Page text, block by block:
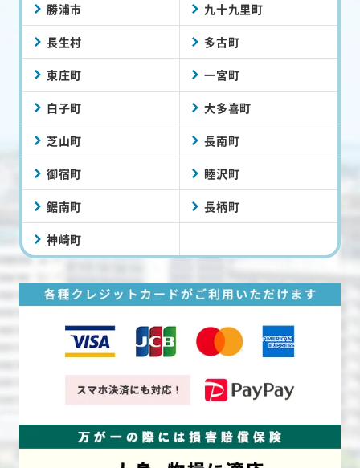
勝浦市 九十九里町
長生村 多古町
東庄町 一宮町
白子町 大多喜町
芝山町 長南町
御宿町 睦沢町
鋸南町 長柄町
神崎町